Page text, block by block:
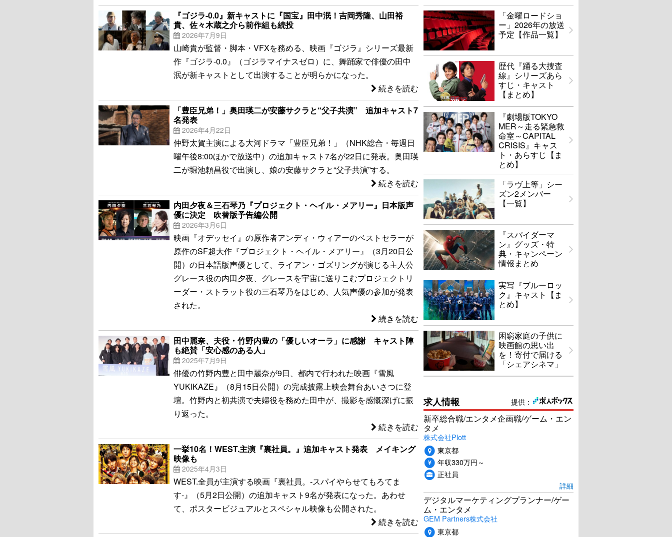
『ゴジラ-0.0』新キャストに『国宝』田中泯！吉岡秀隆、山田裕
貴、佐々木蔵之介ら前作組も続投
2026年7月9日
山崎貴が監督・脚本・VFXを務める、映画『ゴジラ』シリーズ最新
作『ゴジラ-0.0』（ゴジラマイナスゼロ）に、舞踊家で俳優の田中
泯が新キャストとして出演することが明らかになった。
続きを読む
「豊臣兄弟！」奥田瑛二が安藤サクラと“父子共演” 追加キャスト7
名発表
2026年4月22日
仲野太賀主演による大河ドラマ「豊臣兄弟！」（NHK総合・毎週日
曜午後8:00ほかで放送中）の追加キャスト7名が22日に発表。奥田瑛
二が堀池頼昌役で出演し、娘の安藤サクラと“父子共演”する。
続きを読む
内田夕夜＆三石琴乃『プロジェクト・ヘイル・メアリー』日本版声
優に決定 吹替版予告編公開
2026年3月6日
映画『オデッセイ』の原作者アンディ・ウィアーのベストセラーが
原作のSF超大作『プロジェクト・ヘイル・メアリー』（3月20日公
開）の日本語版声優として、ライアン・ゴズリングが演じる主人公
グレース役の内田夕夜、グレースを宇宙に送りこむプロジェクトリ
ーダー・ストラット役の三石琴乃をはじめ、人気声優の参加が発表
された。
続きを読む
田中麗奈、夫役・竹野内豊の「優しいオーラ」に感謝 キャスト陣
も絶賛「安心感のある人」
2025年7月9日
俳優の竹野内豊と田中麗奈が9日、都内で行われた映画『雪風
YUKIKAZE』（8月15日公開）の完成披露上映会舞台あいさつに登
壇。竹野内と初共演で夫婦役を務めた田中が、撮影を感慨深げに振
り返った。
続きを読む
一挙10名！WEST.主演『裏社員。』追加キャスト発表 メイキング
映像も
2025年4月3日
WEST.全員が主演する映画『裏社員。-スパイやらせてもろてま
す‐』（5月2日公開）の追加キャスト9名が発表になった。あわせ
て、ポスタービジュアルとスペシャル映像も公開された。
続きを読む
「金曜ロードショ
ー」2026年の放送
予定【作品一覧】
歴代『踊る大捜査
線』シリーズあら
すじ・キャスト
【まとめ】
『劇場版TOKYO
MER～走る緊急救
命室～CAPITAL
CRISIS』キャス
ト・あらすじ【ま
とめ】
「ラヴ上等」シー
ズン2メンバー
【一覧】
『スパイダーマ
ン』グッズ・特
典・キャンペーン
情報まとめ
実写『ブルーロッ
ク』キャスト【ま
とめ】
困窮家庭の子供に
映画館の思い出
を！寄付で届ける
「シェアシネマ」
提供：
求人情報
新卒総合職/エンタメ企画職/ゲーム・エン
タメ
株式会社Plott
東京都
年収330万円～
正社員
詳細
デジタルマーケティングプランナー/ゲー
ム・エンタメ
GEM Partners株式会社
東京都